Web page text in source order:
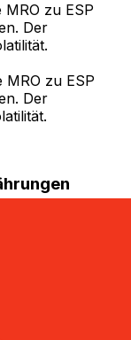
zu ESP
Der
zu ESP
Der
Geldtransfers
und